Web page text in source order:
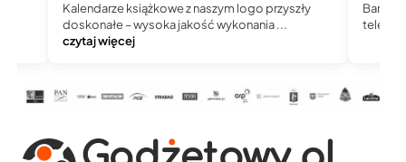
Kalendarze książkowe z naszym logo przyszły
doskonałe – wysoka jakość wykonania ...
czytaj więcej
Bardzo